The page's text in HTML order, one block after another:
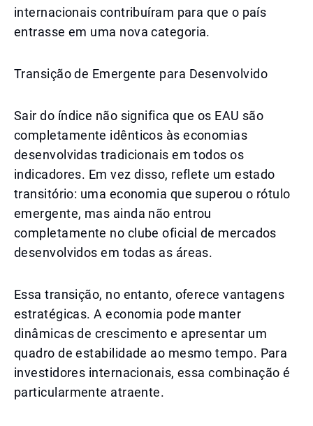
internacionais contribuíram para que o país
entrasse em uma nova categoria.
Transição de Emergente para Desenvolvido
Sair do índice não significa que os EAU são
completamente idênticos às economias
desenvolvidas tradicionais em todos os
indicadores. Em vez disso, reflete um estado
transitório: uma economia que superou o rótulo
emergente, mas ainda não entrou
completamente no clube oficial de mercados
desenvolvidos em todas as áreas.
Essa transição, no entanto, oferece vantagens
estratégicas. A economia pode manter
dinâmicas de crescimento e apresentar um
quadro de estabilidade ao mesmo tempo. Para
investidores internacionais, essa combinação é
particularmente atraente.